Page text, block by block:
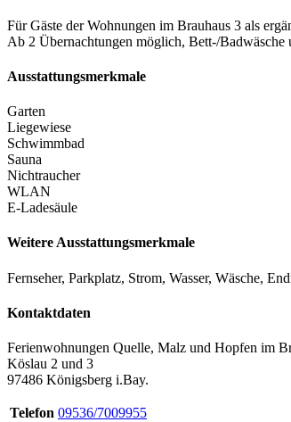
Für Gäste der Wohnungen im Brauhaus 3 als
Ab 2 Übernachtungen möglich, Bett-/Badwäsche
Ausstattungsmerkmale
Garten
Liegewiese
Schwimmbad
Sauna
Nichtraucher
WLAN
E-Ladesäule
Weitere Ausstattungsmerkmale
Fernseher, Parkplatz, Strom, Wasser, Wäsche,
Kontaktdaten
Ferienwohnungen Quelle, Malz und Hopfen im
Köslau 2 und 3
97486 Königsberg i.Bay.
Telefon 09536/7009955